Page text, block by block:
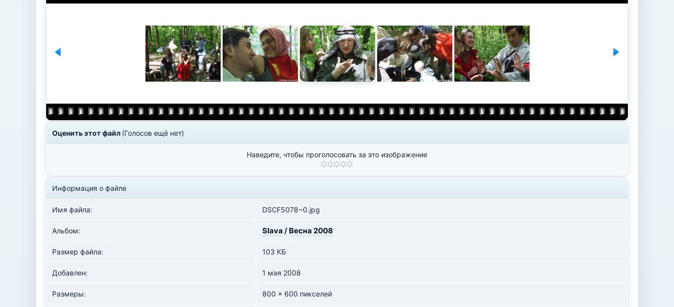
Оценить этот файл (Голосов ещё нет)
Наведите, чтобы проголосовать за это изображение
Информация о файле
Имя файла: DSCF5078~0.jpg
Альбом: Slava / Весна 2008
Размер файла: 103 КБ
Добавлен: 1 мая 2008
Размеры: 800 x 600 пикселей